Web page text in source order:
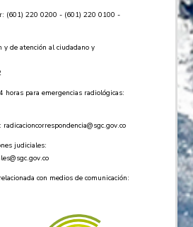
(601) 220 0200 - (601) 220 0100 -
y de atención al ciudadano y
horas para emergencias radiológicas:
radicacioncorrespondencia@sgc.gov.co
judiciales:
con medios de comunicación: